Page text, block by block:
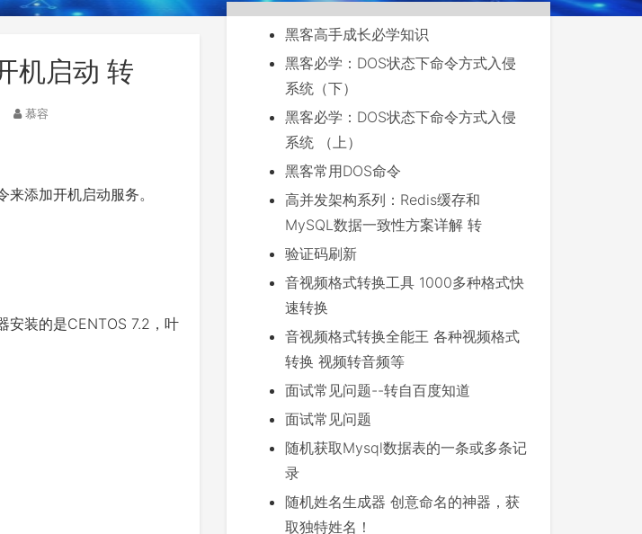
机启动 转
慕容
添加开机启动服务。
安装的是CENTOS 7.2，叶
黑客高手成长必学知识
黑客必学：DOS状态下命令方式入侵
系统（下）
黑客必学：DOS状态下命令方式入侵
系统 （上）
黑客常用DOS命令
高并发架构系列：Redis缓存和
MySQL数据一致性方案详解 转
验证码刷新
音视频格式转换工具 1000多种格式快
速转换
音视频格式转换全能王 各种视频格式
转换 视频转音频等
面试常见问题--转自百度知道
面试常见问题
随机获取Mysql数据表的一条或多条记
录
随机姓名生成器 创意命名的神器，获
取独特姓名！